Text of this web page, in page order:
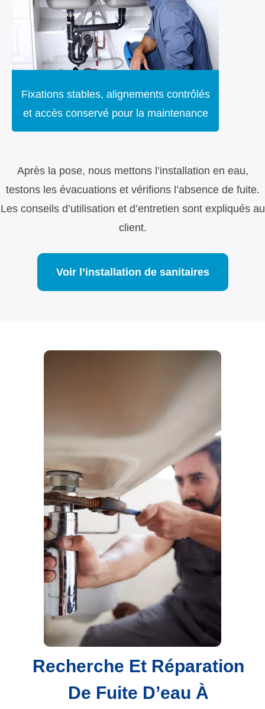
Fixations stables, alignements contrôlés
et accès conservé pour la maintenance
Après la pose, nous mettons l’installation en eau,
testons les évacuations et vérifions l’absence de fuite.
Les conseils d’utilisation et d’entretien sont expliqués au
client.
Voir l’installation de sanitaires
Recherche Et Réparation
De Fuite D’eau À